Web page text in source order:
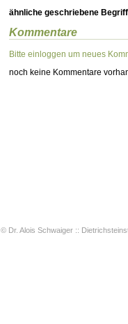
ähnliche geschriebene
Kommentare
Bitte einloggen um neues
noch keine Kommentare
© Dr. Alois Schwaiger ::